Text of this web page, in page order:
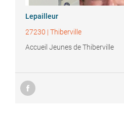
Lepailleur
27230 | Thiberville
Accueil Jeunes de Thiberville